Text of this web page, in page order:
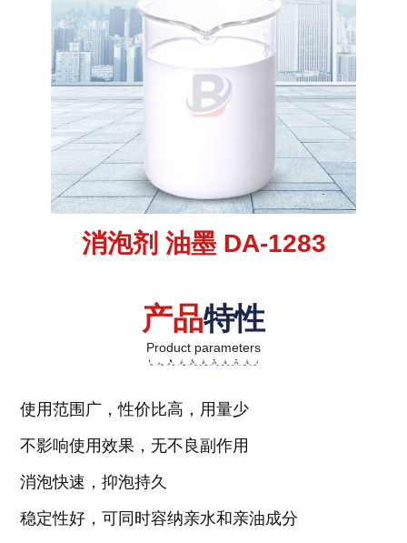
消泡剂 油墨 DA-1283
产品特性
Product parameters
使用范围广，性价比高，用量少
不影响使用效果，无不良副作用
消泡快速，抑泡持久
稳定性好，可同时容纳亲水和亲油成分